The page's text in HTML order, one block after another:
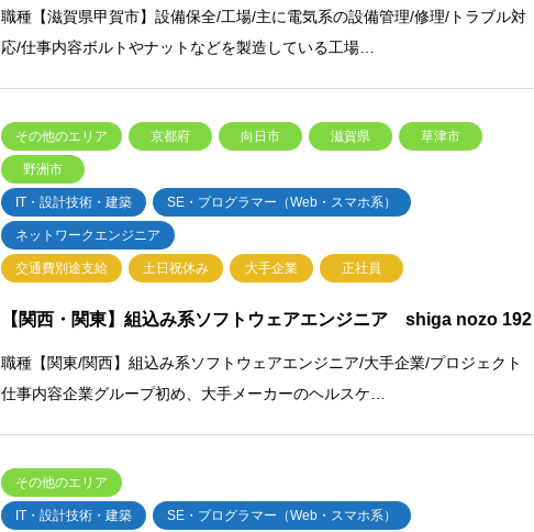
職種【滋賀県甲賀市】設備保全/工場/主に電気系の設備管理/修理/トラブル対
応/仕事内容ボルトやナットなどを製造している工場…
その他のエリア 京都府 向日市 滋賀県 草津市
野洲市
IT・設計技術・建築 SE・プログラマー（Web・スマホ系）
ネットワークエンジニア
交通費別途支給 土日祝休み 大手企業 正社員
【関西・関東】組込み系ソフトウェアエンジニア shiga nozo 192
職種【関東/関西】組込み系ソフトウェアエンジニア/大手企業/プロジェクト
仕事内容企業グループ初め、大手メーカーのヘルスケ…
その他のエリア
IT・設計技術・建築 SE・プログラマー（Web・スマホ系）